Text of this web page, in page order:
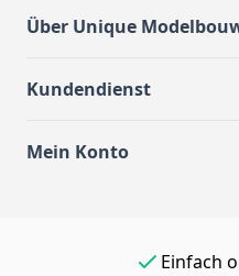
Über Unique
Kundendienst
Mein Konto
Einfach